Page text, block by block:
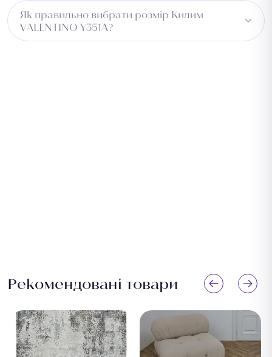
Як правильно вибрати розмір Килим
VALENTINO Y351A?
Рекомендовані товари